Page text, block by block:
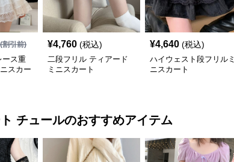
引前)
ース重
スカー
¥4,760 (税込)
二段フリル ティアード
ミニスカート
¥4,640 (税込)
ハイウェスト段フリルミ
ニスカート
チュールのおすすめアイテム